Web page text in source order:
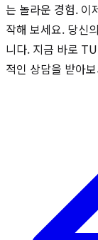
는 놀라운 경험. 이
작해 보세요. 당신
니다. 지금 바로
적인 상담을 받아